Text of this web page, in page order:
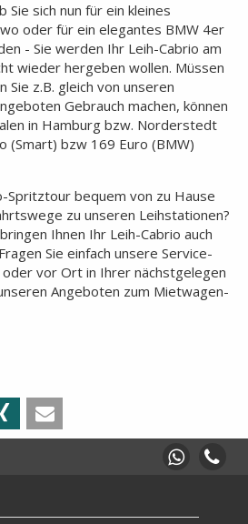
Sie sich nun für ein kleines
oder für ein elegantes BMW 4er
- Sie werden Ihr Leih-Cabrio am
wieder hergeben wollen. Müssen
Sie z.B. gleich von unseren
Gebrauch machen, können
in Hamburg bzw. Norderstedt
(Smart) bzw 169 Euro (BMW)
Spritztour bequem von zu Hause
zu unseren Leihstationen?
Ihnen Ihr Leih-Cabrio auch
Sie einfach unsere Service-
vor Ort in Ihrer nächstgelegen
Angeboten zum Mietwagen-